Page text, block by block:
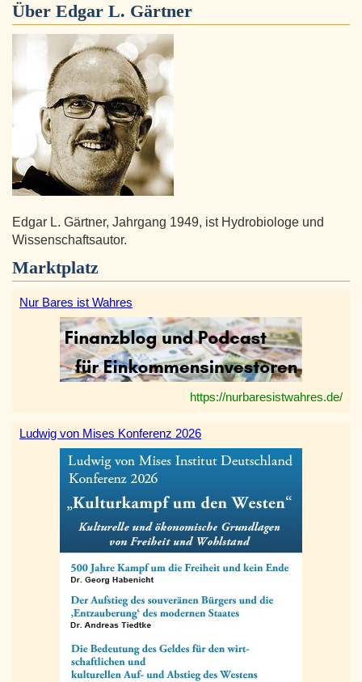
Über Edgar L. Gärtner
Edgar L. Gärtner, Jahrgang 1949, ist Hydrobiologe und
Wissenschaftsautor.
Marktplatz
Nur Bares ist Wahres
https://nurbaresistwahres.de/
Ludwig von Mises Konferenz 2026